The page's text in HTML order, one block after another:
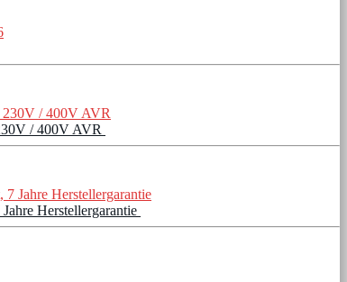
/ 400V AVR
Herstellergarantie